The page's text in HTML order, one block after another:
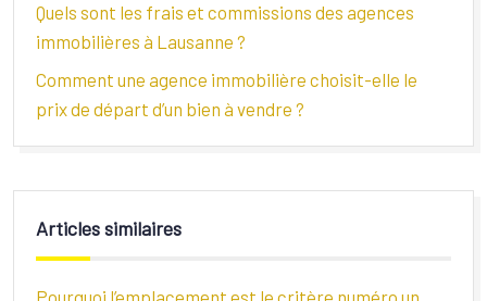
Quels sont les frais et commissions des agences
immobilières à Lausanne ?
Comment une agence immobilière choisit-elle le
prix de départ d’un bien à vendre ?
Articles similaires
Pourquoi l’emplacement est le critère numéro un